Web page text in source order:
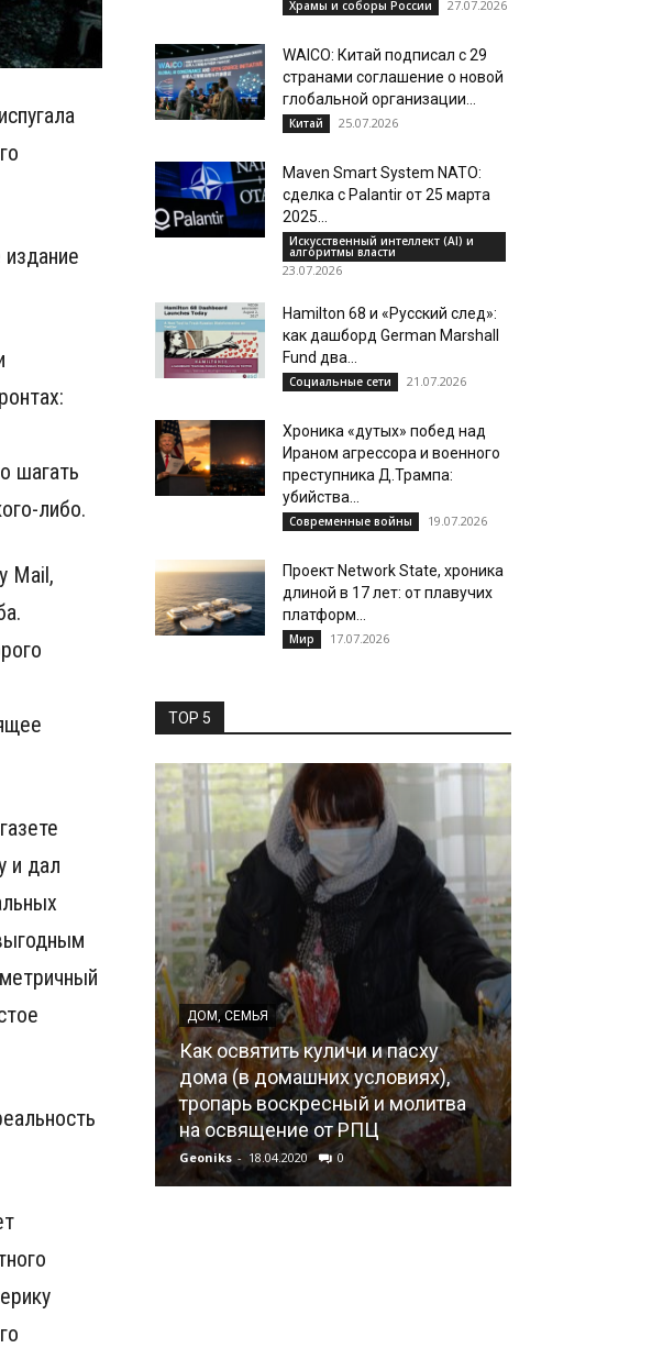
шагать
либо.
Mail,
и дал
Храмы и соборы России 27.07.2026
WAICO: Китай подписал с 29
странами соглашение о новой
глобальной организации...
Китай 25.07.2026
Maven Smart System NATO:
сделка с Palantir от 25 марта
2025...
Искусственный интеллект (AI) и
алгоритмы власти
23.07.2026
Hamilton 68 и «Русский след»:
как дашборд German Marshall
Fund два...
Социальные сети 21.07.2026
Хроника «дутых» побед над
Ираном агрессора и военного
преступника Д.Трампа:
убийства...
Современные войны 19.07.2026
Проект Network State, хроника
длиной в 17 лет: от плавучих
платформ...
Мир 17.07.2026
TOP 5
ДОМ, СЕМЬЯ
Как освятить куличи и пасху
дома (в домашних условиях),
тропарь воскресный и молитва
на освящение от РПЦ
Geoniks - 18.04.2020 0